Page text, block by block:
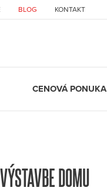
BLOG KONTAKT
CENOVÁ PONUKA
DOMU